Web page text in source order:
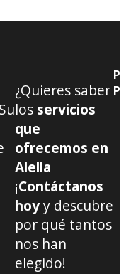
¿Quieres saber
los servicios
que
ofrecemos en
Alella
¡Contáctanos
hoyy descubre
por qué tantos
nos han
elegido!